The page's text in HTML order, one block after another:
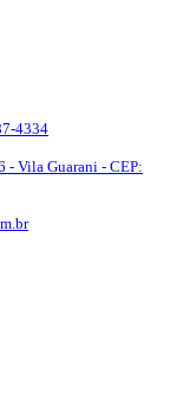
4334
- Vila Guarani - CEP: